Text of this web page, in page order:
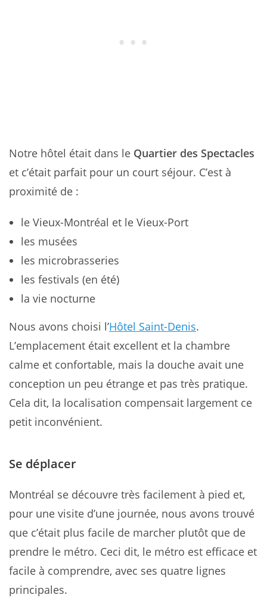
Notre hôtel était dans le Quartier des Spectacles
et c’était parfait pour un court séjour. C’est à
proximité de :
le Vieux-Montréal et le Vieux-Port
les musées
les microbrasseries
les festivals (en été)
la vie nocturne
Nous avons choisi l’Hôtel Saint-Denis.
L’emplacement était excellent et la chambre
calme et confortable, mais la douche avait une
conception un peu étrange et pas très pratique.
Cela dit, la localisation compensait largement ce
petit inconvénient.
Se déplacer
Montréal se découvre très facilement à pied et,
pour une visite d’une journée, nous avons trouvé
que c’était plus facile de marcher plutôt que de
prendre le métro. Ceci dit, le métro est efficace et
facile à comprendre, avec ses quatre lignes
principales.